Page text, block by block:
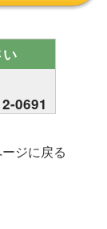
0691
ジに戻る